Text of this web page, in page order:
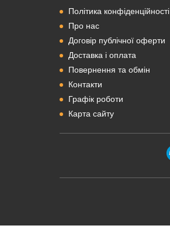
Політика конфіденційності
Про нас
Договір публічної оферти
Доставка і оплата
Повернення та обмін
Контакти
Графік роботи
Карта сайту